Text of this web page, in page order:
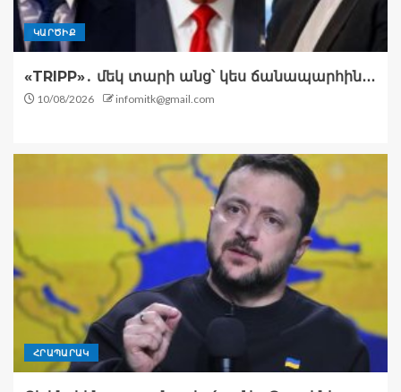
ԿԱՐԾԻՔ
«TRIPP»․ մեկ տարի անց՝ կես ճանապարհին․․․
10/08/2026 infomitk@gmail.com
ՀՐԱՊԱՐԱԿ